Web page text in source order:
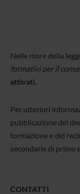
Nelle more della
formativi per il
attivati.
Per ulteriori
pubblicazione dei
formazione e del
secondarie di primo
CONTATTI